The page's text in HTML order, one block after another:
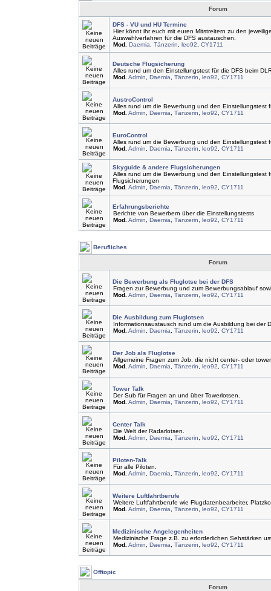
Forum
DFS - VU und HU Termine
Hier könnt ihr euch mit euren Mitstreitern zu den
Auswahlverfahren für die DFS austauschen.
Mod. Daemia Tänzerin leo92 CY1711
Deutsche Flugsicherung
Alles rund um den Einstellungstest für die DFS beim
Mod. Admin Daemia Tänzerin leo92 CY1711
AustroControl
Alles rund um die Bewerbung und den Einstellungstest
Mod. Admin Daemia Tänzerin leo92 CY1711
EuroControl
Alles rund um die Bewerbung und den Einstellungstest
Mod. Admin Daemia Tänzerin leo92 CY1711
Skyguide & andere Flugsicherungen
Alles rund um die Bewerbung und den Einstellungstest
Flugsicherungen
Mod. Admin Daemia Tänzerin leo92 CY1711
Erfahrungsberichte
Berichte von Bewerbern über die Einstellungstests
Mod. Admin Daemia Tänzerin leo92 CY1711
Berufliches
Forum
Die Bewerbung als Fluglotse bei der DFS
Fragen zur Bewerbung und zum Bewerbungsablauf
Mod. Admin Daemia Tänzerin leo92 CY1711
Die Ausbildung zum Fluglotsen
Informationsaustausch rund um die Ausbildung bei der
Mod. Admin Daemia Tänzerin leo92 CY1711
Der Job als Fluglotse
Allgemeine Fragen zum Job, die nicht center- oder
Mod. Admin Daemia Tänzerin leo92 CY1711
Tower Talk
Der Sub für Fragen an und über Towerlotsen.
Mod. Admin Daemia Tänzerin leo92 CY1711
Center Talk
Die Welt der Radarlotsen.
Mod. Admin Daemia Tänzerin leo92 CY1711
Piloten-Talk
Für alle Piloten.
Mod. Admin Daemia Tänzerin leo92 CY1711
Weitere Luftfahrtberufe
Weitere Luftfahrtberufe wie Flugdatenbearbeiter,
Mod. Admin Daemia Tänzerin leo92 CY1711
Medizinische Angelegenheiten
Medizinische Frage z.B. zu erforderlichen Sehstärken
Mod. Admin Daemia Tänzerin leo92 CY1711
Offtopic
Forum